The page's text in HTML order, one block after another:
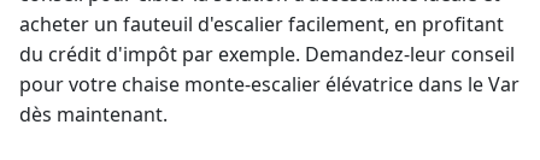
acheter un fauteuil d'escalier facilement, en profitant
du crédit d'impôt par exemple. Demandez-leur conseil
pour votre chaise monte-escalier élévatrice dans le Var
dès maintenant.